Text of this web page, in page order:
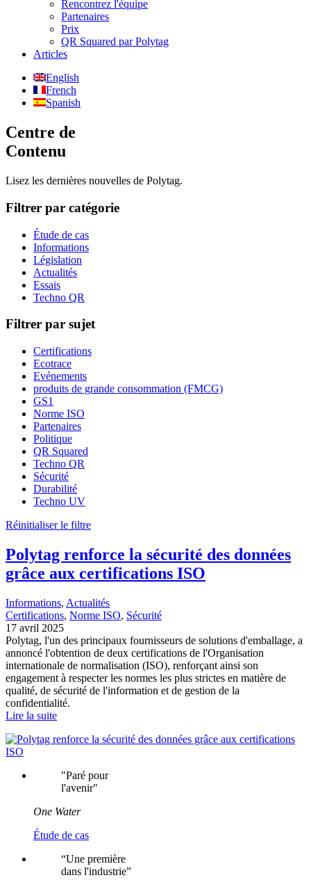
Rencontrez l'équipe
Partenaires
Prix
QR Squared par Polytag
Articles
English
French
Spanish
Centre de
Contenu
Lisez les dernières nouvelles de Polytag.
Filtrer par catégorie
Étude de cas
Informations
Législation
Actualités
Essais
Techno QR
Filtrer par sujet
Certifications
Ecotrace
Evénements
produits de grande consommation (FMCG)
GS1
Norme ISO
Partenaires
Politique
QR Squared
Techno QR
Sécurité
Durabilité
Techno UV
Réinitialiser le filtre
Polytag renforce la sécurité des données
grâce aux certifications ISO
Informations, Actualités
Certifications, Norme ISO, Sécurité
17 avril 2025
Polytag, l'un des principaux fournisseurs de solutions d'emballage, a
annoncé l'obtention de deux certifications de l'Organisation
internationale de normalisation (ISO), renforçant ainsi son
engagement à respecter les normes les plus strictes en matière de
qualité, de sécurité de l'information et de gestion de la
confidentialité.
Lire la suite
"Paré pour
l'avenir"
One Water
Étude de cas
“Une première
dans l'industrie”